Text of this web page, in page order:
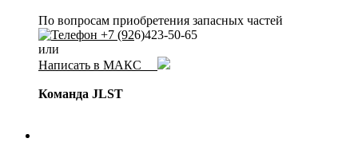
По вопросам приобретения запасных частей
+7 (926)423-50-65
или
Написать в МАКС
Команда JLST